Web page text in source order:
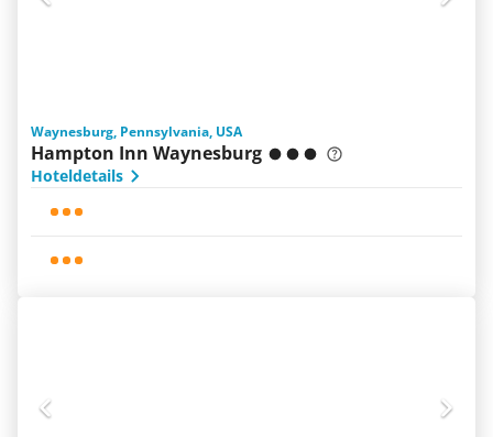
Waynesburg, Pennsylvania, USA
Hampton Inn Waynesburg
Hoteldetails